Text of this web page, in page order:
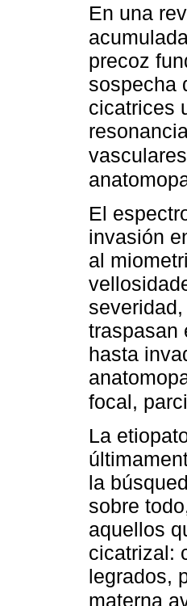
En una
precoz
sospecha
cicatrices
El
invasión
al
traspasan
hasta
focal,
La
la
sobre
aquellos
cicatrizal:
legrados,
materna